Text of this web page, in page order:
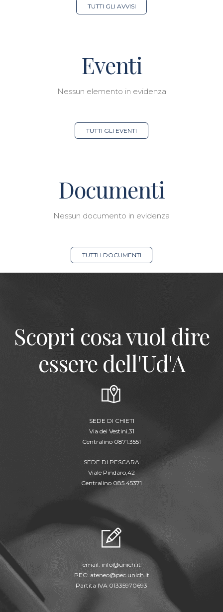
TUTTI GLI AVVISI
Eventi
Nessun elemento in evidenza
TUTTI GLI EVENTI
Documenti
Nessun documento in evidenza
TUTTI I DOCUMENTI
Scopri cosa vuol dire
essere dell'Ud'A
SEDE DI CHIETI
Via dei Vestini,31
Centralino 0871.3551
SEDE DI PESCARA
Viale Pindaro,42
Centralino 085.45371
email: info@unich.it
PEC: ateneo@pec.unich.it
Partita IVA 01335970693